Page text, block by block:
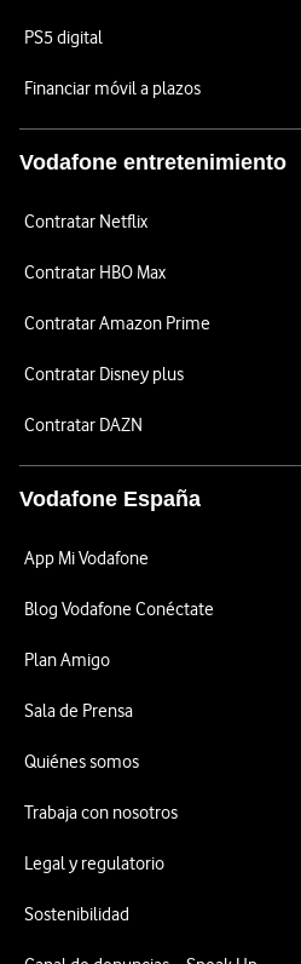
PS5 digital
Financiar móvil a plazos
Vodafone entretenimiento
Contratar Netflix
Contratar HBO Max
Contratar Amazon Prime
Contratar Disney plus
Contratar DAZN
Vodafone España
App Mi Vodafone
Blog Vodafone Conéctate
Plan Amigo
Sala de Prensa
Quiénes somos
Trabaja con nosotros
Legal y regulatorio
Sostenibilidad